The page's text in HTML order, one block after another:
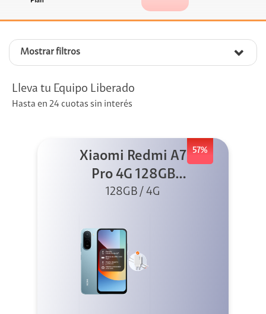
Mostrar filtros
Lleva tu Equipo Liberado
Hasta en 24 cuotas sin interés
57%
Xiaomi Redmi A7
Pro 4G 128GB
Azul + Cargador
128GB / 4G